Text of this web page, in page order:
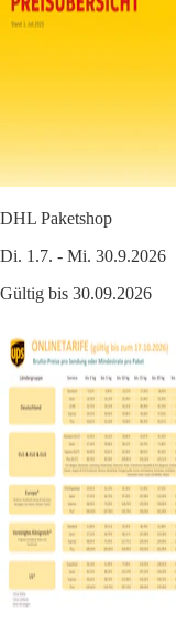
DHL Paketshop
Di. 1.7. - Mi. 30.9.2026
Gültig bis 30.09.2026